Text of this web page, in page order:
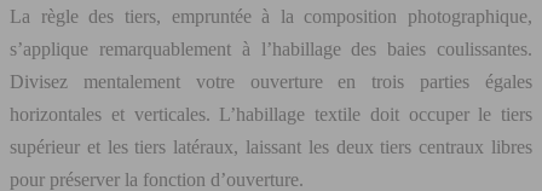
La règle des tiers, empruntée à la composition photographique,
s’applique remarquablement à l’habillage des baies coulissantes.
Divisez mentalement votre ouverture en trois parties égales
horizontales et verticales. L’habillage textile doit occuper le tiers
supérieur et les tiers latéraux, laissant les deux tiers centraux libres
pour préserver la fonction d’ouverture.